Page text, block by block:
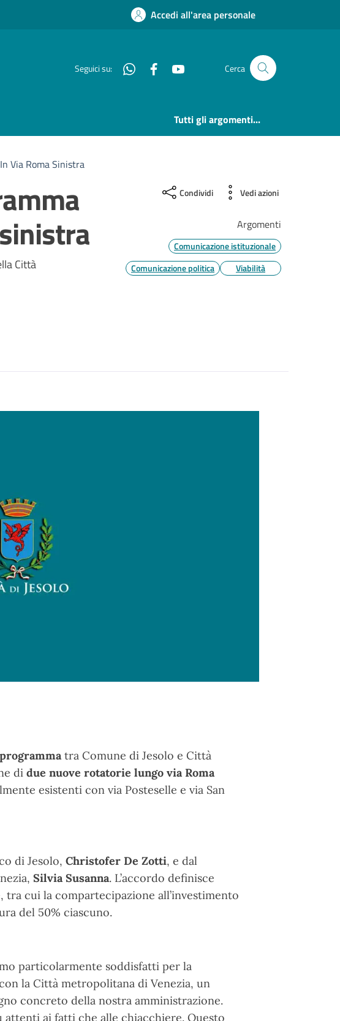
Accedi all'area personale
Seguici su: WhatsappFacebook Cerca
Tutti gli argomenti...
Via Roma Sinistra
Città
Condividi Vedi azioni
Argomenti
Comunicazione istituzionale
Comunicazione politica
Viabilità
tra Comune di Jesolo e Città
di due nuove rotatorie lungo via Roma
esistenti con via Posteselle e via San
di Jesolo, Christofer De Zotti, e dal
Silvia Susanna. L’accordo definisce
cui la compartecipazione all’investimento
del 50% ciascuno.
particolarmente soddisfatti per la
la Città metropolitana di Venezia, un
concreto della nostra amministrazione.
ai fatti che alle chiacchiere. Questo